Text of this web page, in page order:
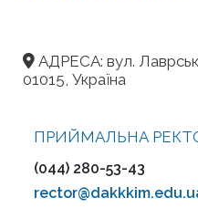
АДРЕСА: вул.
01015, Україна
ПРИЙМАЛЬНА
(044) 280-53-43